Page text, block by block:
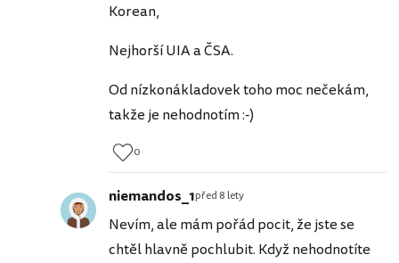
Korean,
Nejhorší UIA a ČSA.
Od nízkonákladovek toho moc nečekám,
takže je nehodnotím :-)
0
niemandos_1před 8 lety
Nevím, ale mám pořád pocit, že jste se
chtěl hlavně pochlubit. Když nehodnotíte